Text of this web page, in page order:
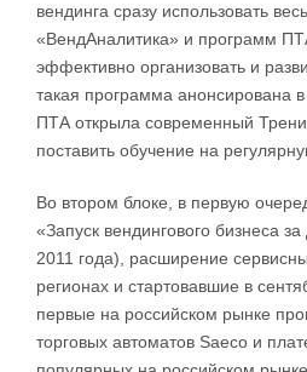
вендинга сразу использовать
«ВендАналитика» и программ
эффективно организовать и
такая программа анонсирована
ПТА открыла современный
поставить обучение на
Во втором блоке, в первую
«Запуск вендингового бизнеса
2011 года), расширение
регионах и стартовавшие в
первые на российском рынке
торговых автоматов Saeco и